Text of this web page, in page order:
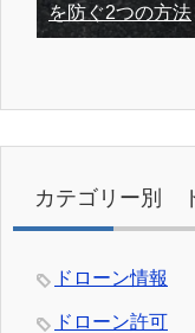
を防ぐ2つの方法
カテゴリー別
ドローン情報
ドローン許可